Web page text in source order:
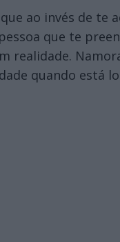
ao invés de te
que te
realidade.
quando está